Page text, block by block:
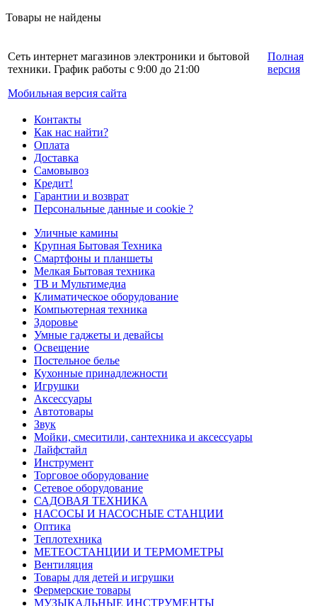
Товары не найдены
Сеть интернет магазинов электроники и бытовой
техники. График работы с 9:00 до 21:00
Мобильная версия сайта
Полная
версия
Контакты
Как нас найти?
Оплата
Доставка
Самовывоз
Кредит!
Гарантии и возврат
Персональные данные и cookie ?
Уличные камины
Крупная Бытовая Техника
Смартфоны и планшеты
Мелкая Бытовая техника
ТВ и Мультимедиа
Климатическое оборудование
Компьютерная техника
Здоровье
Умные гаджеты и девайсы
Освещение
Постельное белье
Кухонные принадлежности
Игрушки
Аксессуары
Автотовары
Звук
Мойки, смеситили, сантехника и аксессуары
Лайфстайл
Инструмент
Торговое оборудование
Сетевое оборудование
САДОВАЯ ТЕХНИКА
НАСОСЫ И НАСОСНЫЕ СТАНЦИИ
Оптика
Теплотехника
МЕТЕОСТАНЦИИ И ТЕРМОМЕТРЫ
Вентиляция
Товары для детей и игрушки
Фермерские товары
МУЗЫКАЛЬНЫЕ ИНСТРУМЕНТЫ